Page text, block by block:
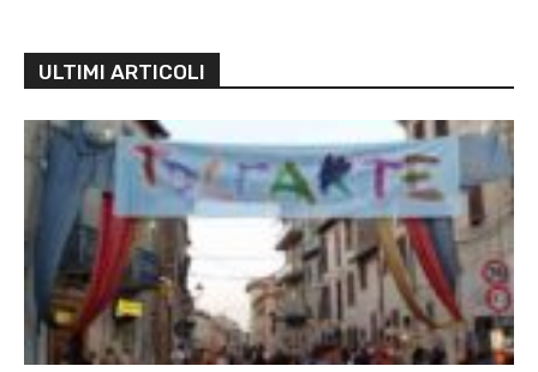
ULTIMI ARTICOLI